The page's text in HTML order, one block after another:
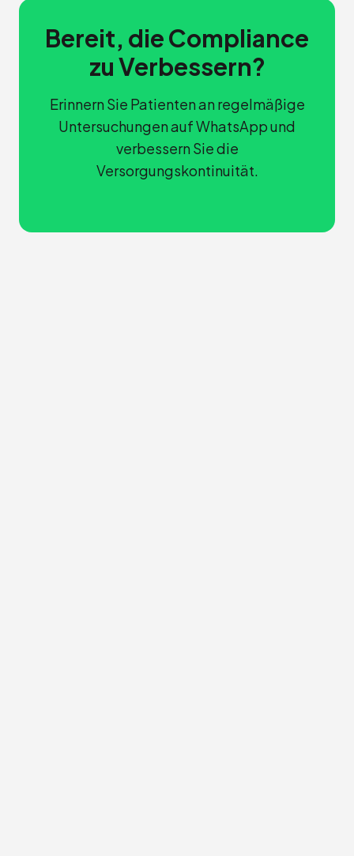
Bereit, die Compliance
zu Verbessern?
Erinnern Sie Patienten an regelmäßige
Untersuchungen auf WhatsApp und
verbessern Sie die
Versorgungskontinuität.